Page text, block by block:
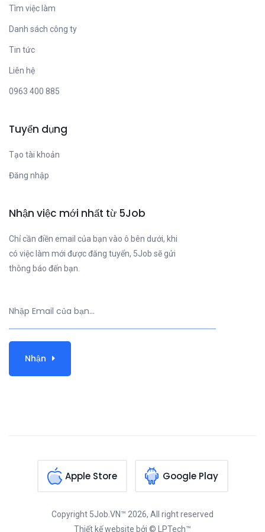
Tìm việc làm
Danh sách công ty
Tin tức
Liên hệ
0963 400 885
Tuyển dụng
Tạo tài khoản
Đăng nhập
Nhận việc mới nhất từ 5Job
Chỉ cần điền email của bạn vào ô bên dưới, khi
có việc làm mới được đăng tuyển, 5Job sẽ gửi
thông báo đến bạn.
Nhận
Apple Store Google Play
Copyright 5Job.VN™ 2026, All right reserved
Thiết kế website bởi © LPTech™